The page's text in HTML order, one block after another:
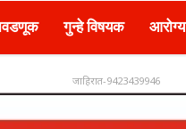
गुन्हे विषयक आरोग्य
जाहिरात-9423439946